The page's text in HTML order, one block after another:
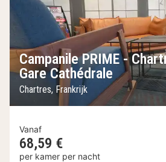
Campanile PRIME -
Gare Cathédrale
Chartres, Frankrijk
Vanaf
68,59 €
per kamer per nacht